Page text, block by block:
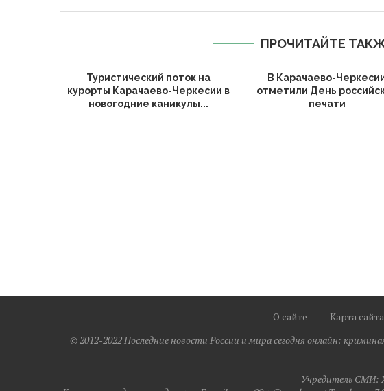
ПРОЧИТАЙТЕ
Туристический поток на
курорты Карачаево-Черкесии в
новогодние каникулы...
В Карачаево-
отметили День
печати
О сайте Карта сайта
© 2012-2022 Последние новости России и мира сегодня онлайн:
Учредитель СМИ: